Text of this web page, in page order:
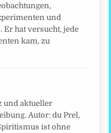
und
hat versucht, jede
kam, zu
und aktueller
Autor: du Prel,
ist ohne